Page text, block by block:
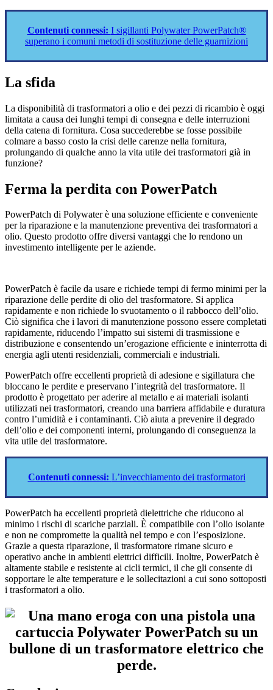
Contenuti connessi: I sigillanti Polywater PowerPatch®
superano i comuni metodi di sostituzione delle guarnizioni
La sfida
La disponibilità di trasformatori a olio e dei pezzi di ricambio è oggi
limitata a causa dei lunghi tempi di consegna e delle interruzioni
della catena di fornitura. Cosa succederebbe se fosse possibile
colmare a basso costo la crisi delle carenze nella fornitura,
prolungando di qualche anno la vita utile dei trasformatori già in
funzione?
Ferma la perdita con PowerPatch
PowerPatch di Polywater è una soluzione efficiente e conveniente
per la riparazione e la manutenzione preventiva dei trasformatori a
olio. Questo prodotto offre diversi vantaggi che lo rendono un
investimento intelligente per le aziende.
PowerPatch è facile da usare e richiede tempi di fermo minimi per la
riparazione delle perdite di olio del trasformatore. Si applica
rapidamente e non richiede lo svuotamento o il rabbocco dell’olio.
Ciò significa che i lavori di manutenzione possono essere completati
rapidamente, riducendo l’impatto sui sistemi di trasmissione e
distribuzione e consentendo un’erogazione efficiente e ininterrotta di
energia agli utenti residenziali, commerciali e industriali.
PowerPatch offre eccellenti proprietà di adesione e sigillatura che
bloccano le perdite e preservano l’integrità del trasformatore. Il
prodotto è progettato per aderire al metallo e ai materiali isolanti
utilizzati nei trasformatori, creando una barriera affidabile e duratura
contro l’umidità e i contaminanti. Ciò aiuta a prevenire il degrado
dell’olio e dei componenti interni, prolungando di conseguenza la
vita utile del trasformatore.
Contenuti connessi: L’invecchiamento dei trasformatori
PowerPatch ha eccellenti proprietà dielettriche che riducono al
minimo i rischi di scariche parziali. È compatibile con l’olio isolante
e non ne compromette la qualità nel tempo e con l’esposizione.
Grazie a questa riparazione, il trasformatore rimane sicuro e
operativo anche in ambienti elettrici difficili. Inoltre, PowerPatch è
altamente stabile e resistente ai cicli termici, il che gli consente di
sopportare le alte temperature e le sollecitazioni a cui sono sottoposti
i trasformatori a olio.